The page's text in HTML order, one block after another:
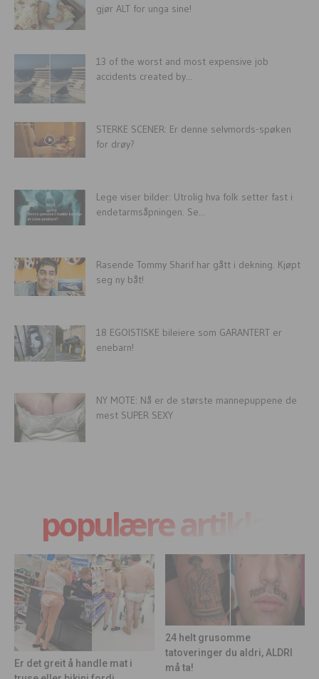
gjør ALT for unga sine!
13 of the worst and most expensive job
accidents created by...
STERKE SCENER: Er denne selvmords-spøken
for drøy?
Lege viser bilder: Utrolig hva folk setter fast i
endetarmsåpningen. Se...
Rasende Tommy Sharif har gått i dekning. Kjøpt
seg ny båt!
18 EGOISTISKE bileiere som GARANTERT er
enebarn!
NY MOTE: Nå er de største mannepuppene de
mest SUPER SEXY
populære artikler
Er det greit å handle mat i
24 helt grusomme
tatoveringer du aldri, ALDRI
må ta!